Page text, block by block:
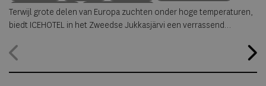
summer travel
Arctische reizen
Terwijl grote delen van Europa zuchten onder hoge temperaturen,
biedt ICEHOTEL in het Zweedse Jukkasjärvi een verrassend
hele jaar geopend, waardoor gasten zelfs midden in de zomer
kunnen overnachten in met de hand uit ijs vervaardigde Art Suites.